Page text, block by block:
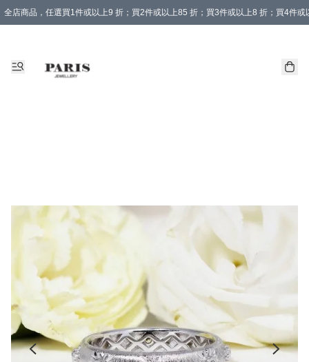
全店商品，任選買1件或以上9 折；買2件或以上85 折；買3件或以上8 折；買4件或